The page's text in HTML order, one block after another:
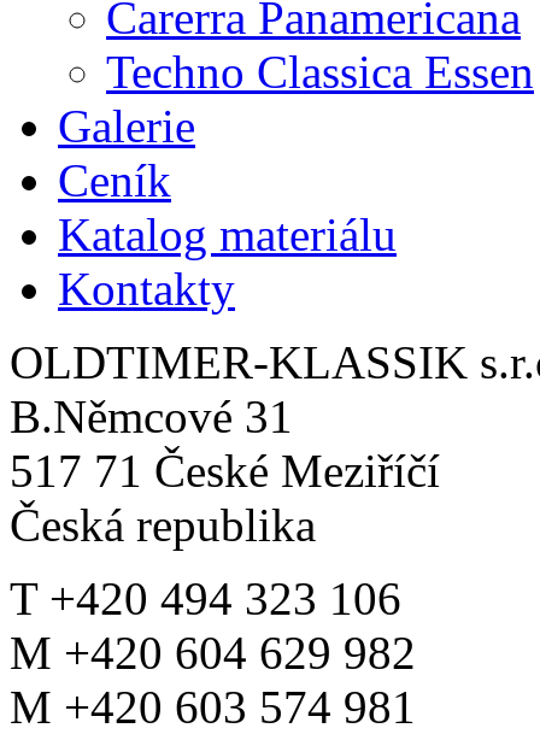
Carerra Panamericana
Techno Classica Essen
Galerie
Ceník
Katalog materiálu
Kontakty
OLDTIMER-KLASSIK
B.Němcové 31
517 71 České Meziříčí
Česká republika
T +420 494 323 106
M +420 604 629 982
M +420 603 574 981